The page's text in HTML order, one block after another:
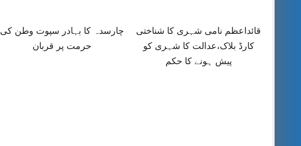
قائداعظم نامی شہری کا شناختی
کارڈ بلاک،عدالت کا شہری کو
پیش ہونے کا حکم
چارسدہ کا بہادر سپوت وطن کی
حرمت پر قربان